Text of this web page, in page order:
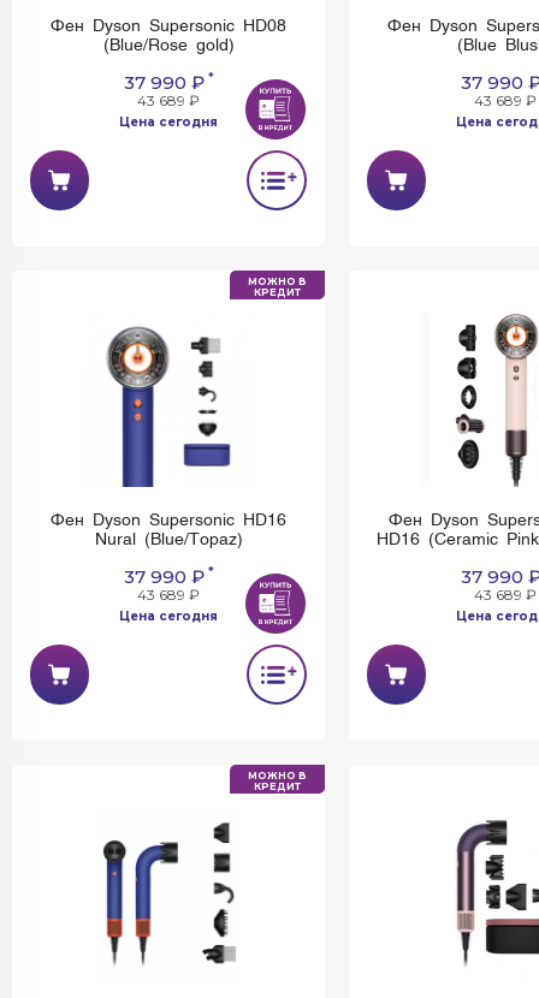
Фен Dyson Supersonic HD08
(Blue/Rose gold)
37 990 ₽*
43 689 ₽
Цена сегодня
Фен Dyson
(Blue
37 990
43 689 ₽
Цена
МОЖНО В
КРЕДИТ
Фен Dyson Supersonic HD16
Nural (Blue/Topaz)
37 990 ₽*
43 689 ₽
Цена сегодня
Фен Dyson
HD16 (Ceramic
37 990
43 689 ₽
Цена
МОЖНО В
КРЕДИТ